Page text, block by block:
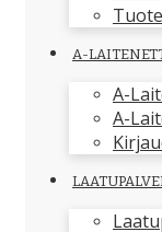
A-
A-
A-